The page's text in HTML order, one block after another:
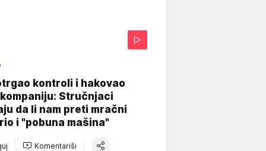
kontroli i hakovao
Stručnjaci
da li nam preti mračni
i "pobuna mašina"
Komentariši